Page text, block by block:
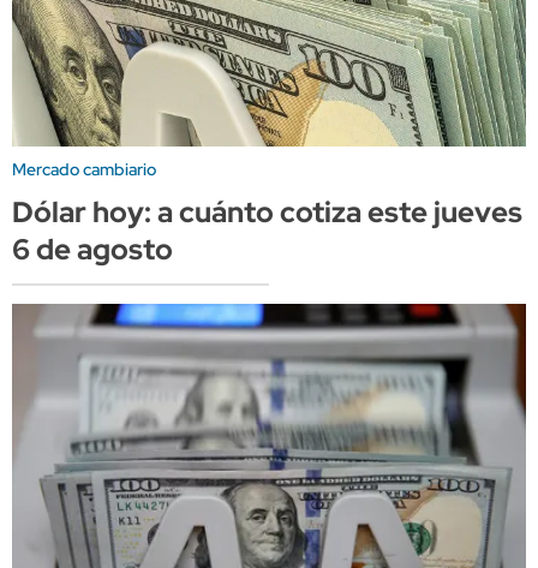
Mercado cambiario
Dólar hoy: a cuánto cotiza este jueves
6 de agosto